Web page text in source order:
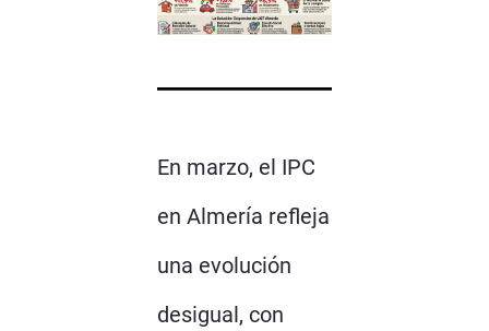
En marzo, el IPC
en Almería refleja
una evolución
desigual, con